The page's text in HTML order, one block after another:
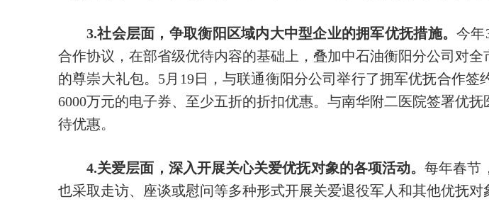
3.社会层面，争取衡阳区域内大中型企业的拥军优抚措施。今年
合作协议，在部省级优待内容的基础上，叠加中石油衡阳分公司对
的尊崇大礼包。5月19日，与联通衡阳分公司举行了拥军优抚合作
6000万元的电子券、至少五折的折扣优惠。与南华附二医院签署优
待优惠。
4.关爱层面，深入开展关心关爱优抚对象的各项活动。每年春节
也采取走访、座谈或慰问等多种形式开展关爱退役军人和其他优抚